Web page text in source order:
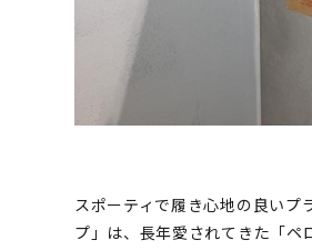
スポーティで履き心地の良いプ
プ」は、長年愛されてきた「ペ